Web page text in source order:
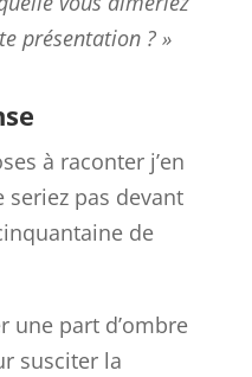
présentation ? »
à raconter j’en
pas devant
de
une part d’ombre
susciter la